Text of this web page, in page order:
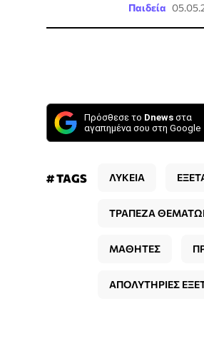
Παιδεία
Πρόσθεσε το Dnews στα
αγαπημένα σου στη Google
# TAGS ΛΥΚΕΙΑ
ΤΡΑΠΕΖΑ
ΜΑΘΗΤΕΣ
ΑΠΟΛΥΤΗΡΙΕΣ